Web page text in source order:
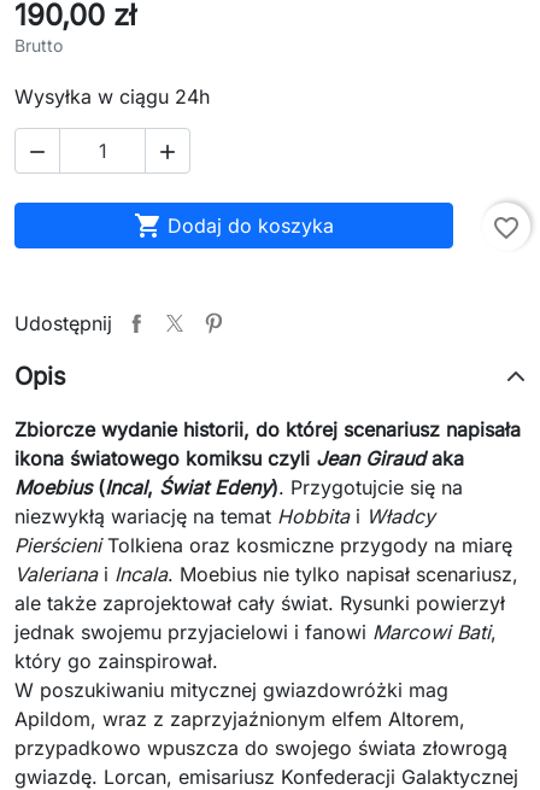
190,00 zł
Brutto
Wysyłka w ciągu 24h
 
 Dodaj do koszyka favorite_border
Udostępnij
Opis
Zbiorcze wydanie historii, do której scenariusz napisała
ikona światowego komiksu czyli Jean Giraudaka
Moebius(Incal, Świat Edeny). Przygotujcie się na
niezwykłą wariację na temat Hobbitai Władcy
PierścieniTolkiena oraz kosmiczne przygody na miarę
Valerianai Incala. Moebius nie tylko napisał scenariusz,
ale także zaprojektował cały świat. Rysunki powierzył
jednak swojemu przyjacielowi i fanowi Marcowi Bati,
który go zainspirował.
W poszukiwaniu mitycznej gwiazdowróżki mag
Apildom, wraz z zaprzyjaźnionym elfem Altorem,
przypadkowo wpuszcza do swojego świata złowrogą
gwiazdę. Lorcan, emisariusz Konfederacji Galaktycznej